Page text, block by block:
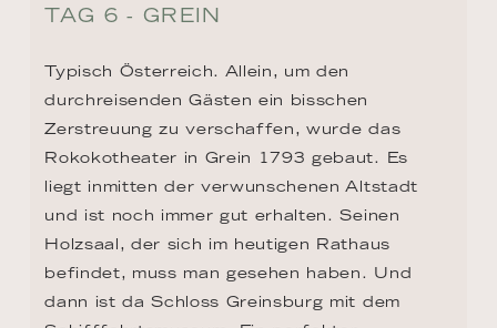
TAG 6 - GREIN
Typisch Österreich. Allein, um den
durchreisenden Gästen ein bisschen
Zerstreuung zu verschaffen, wurde das
Rokokotheater in Grein 1793 gebaut. Es
liegt inmitten der verwunschenen Altstadt
und ist noch immer gut erhalten. Seinen
Holzsaal, der sich im heutigen Rathaus
befindet, muss man gesehen haben. Und
dann ist da Schloss Greinsburg mit dem